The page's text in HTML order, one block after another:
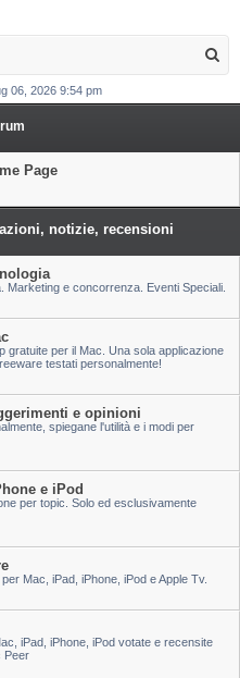
a
06, 2026 9:54 pm
Page
notizie, recensioni
Marketing e concorrenza. Eventi Speciali.
gratuite per il Mac. Una sola applicazione
testati personalmente!
e opinioni
spiegane l'utilità e i modi per
e iPod
per topic. Solo ed esclusivamente
Mac, iPad, iPhone, iPod e Apple Tv.
iPad, iPhone, iPod votate e recensite
Peer